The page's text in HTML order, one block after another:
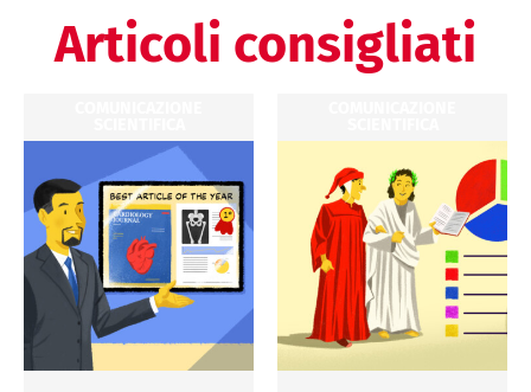
Articoli consigliati